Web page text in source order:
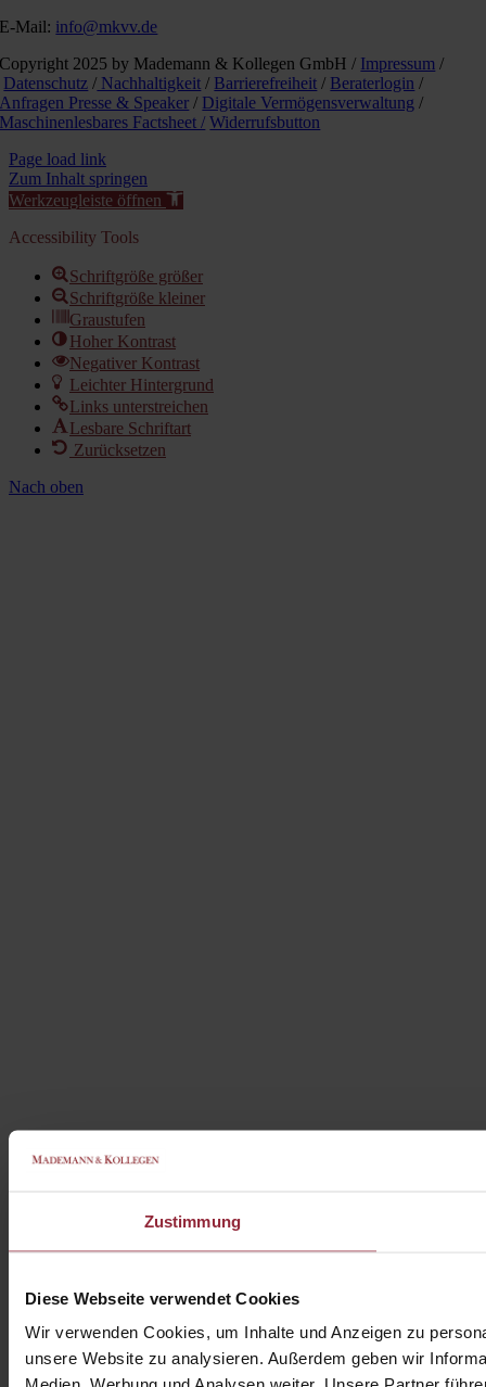
Zustimmung
Diese Webseite verwendet Cookies
Wir verwenden Cookies, um Inhalte und Anzeigen zu
unsere Website zu analysieren. Außerdem geben wir
E-Mail: info@mkvv.de
Copyright 2025 by Mademann & Kollegen GmbH / Impressum /
Datenschutz / Nachhaltigkeit / Barrierefreiheit / Beraterlogin /
Anfragen Presse & Speaker / Digitale Vermögensverwaltung /
Maschinenlesbares Factsheet / Widerrufsbutton
Page load link
Zum Inhalt springen
Werkzeugleiste öffnen
Accessibility Tools
Schriftgröße größer
Schriftgröße kleiner
Graustufen
Hoher Kontrast
Negativer Kontrast
Leichter Hintergrund
Links unterstreichen
Lesbare Schriftart
Zurücksetzen
Nach oben